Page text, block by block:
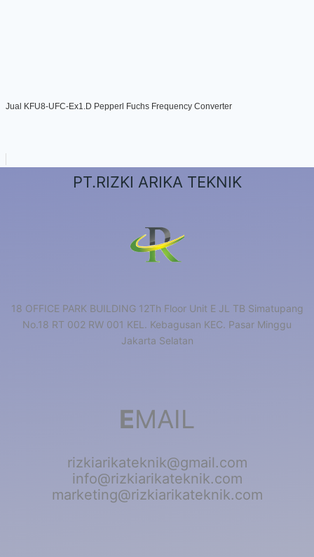
Jual KFU8-UFC-Ex1.D Pepperl Fuchs Frequency Converter
PT.RIZKI ARIKA TEKNIK
18 OFFICE PARK BUILDING 12Th Floor Unit E JL TB Simatupang
No.18 RT 002 RW 001 KEL. Kebagusan KEC. Pasar Minggu
Jakarta Selatan
EMAIL
rizkiarikateknik@gmail.com
info@rizkiarikateknik.com
marketing@rizkiarikateknik.com